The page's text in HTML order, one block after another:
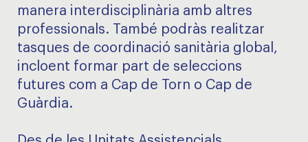
manera interdisciplinària amb altres
professionals. També podràs realitzar
tasques de coordinació sanitària global,
incloent formar part de seleccions
futures com a Cap de Torn o Cap de
Guàrdia.